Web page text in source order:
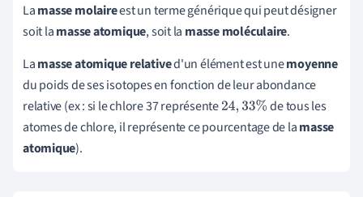
Lamasse molaireest un terme générique qui peut désigner
soit lamasse atomique, soit la masse moléculaire.
Lamasse atomique relatived'un élément est unemoyenne
du poids de ses isotopes en fonction de leur abondance
relative (ex : si le chlore 37 représente24,33% de tous les
atomes de chlore, il représente ce pourcentage de lamasse
atomique).